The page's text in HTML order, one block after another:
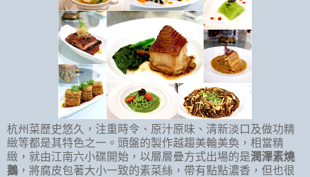
杭州菜歷史悠久，注重時令、原汁原味、清新淡口及做功精
緻等都是其特色之一。頭盤的製作越趨美輪美奐，相當精
緻，就由江南六小碟開始，以層層疊方式出場的是潤澤素燒
鵝 ，將腐皮包著大小一致的素菜絲，帶有點點濃香，但也很